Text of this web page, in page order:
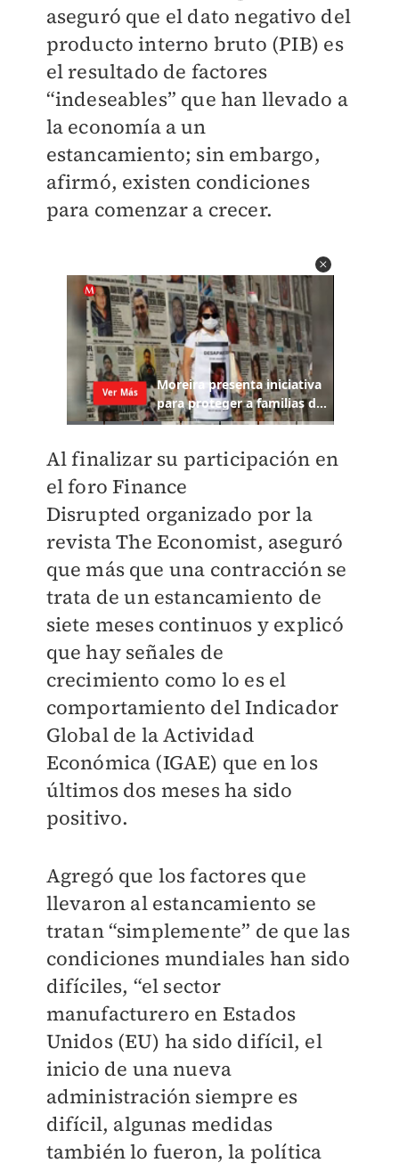
aseguró que el dato negativo del
producto interno bruto (PIB) es
el resultado de factores
“indeseables” que han llevado a
la economía a un
estancamiento; sin embargo,
afirmó, existen condiciones
para comenzar a crecer.
Al finalizar su participación en
el foro Finance
Disrupted organizado por la
revista The Economist, aseguró
que más que una contracción se
trata de un estancamiento de
siete meses continuos y explicó
que hay señales de
crecimiento como lo es el
comportamiento del Indicador
Global de la Actividad
Económica (IGAE) que en los
últimos dos meses ha sido
positivo.
Agregó que los factores que
llevaron al estancamiento se
tratan “simplemente” de que las
condiciones mundiales han sido
difíciles, “el sector
manufacturero en Estados
Unidos (EU) ha sido difícil, el
inicio de una nueva
administración siempre es
difícil, algunas medidas
también lo fueron, la política